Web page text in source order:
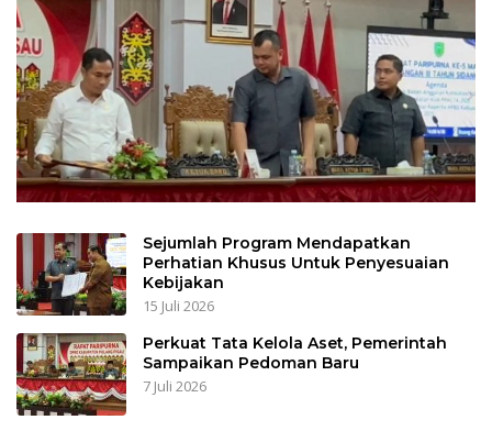
Sejumlah Program Mendapatkan
Perhatian Khusus Untuk Penyesuaian
Kebijakan
15 Juli 2026
Perkuat Tata Kelola Aset, Pemerintah
Sampaikan Pedoman Baru
7 Juli 2026